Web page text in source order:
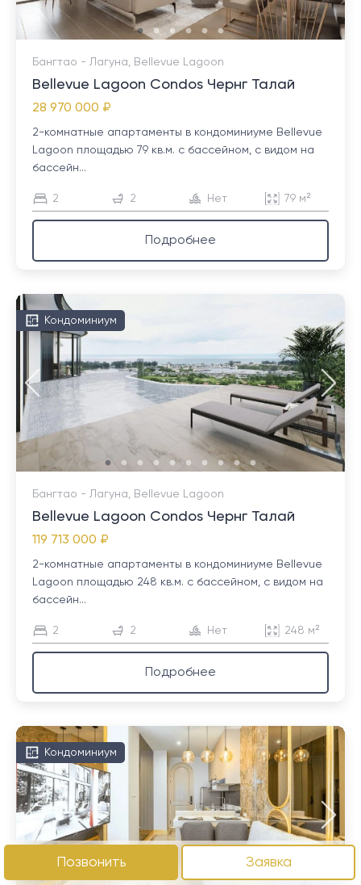
Бангтао - Лагуна, Bellevue Lagoon
Bellevue Lagoon Condos Чернг Талай
28 970 000 ₽
2-комнатные апартаменты в кондоминиуме Bellevue
Lagoon площадью 79 кв.м. с бассейном, с видом на
бассейн...
2 2 Нет 79 м²
Подробнее
Кондоминиум
Бангтао - Лагуна, Bellevue Lagoon
Bellevue Lagoon Condos Чернг Талай
119 713 000 ₽
2-комнатные апартаменты в кондоминиуме Bellevue
Lagoon площадью 248 кв.м. с бассейном, с видом на
бассейн...
2 2 Нет 248 м²
Подробнее
Кондоминиум
Позвонить Заявка